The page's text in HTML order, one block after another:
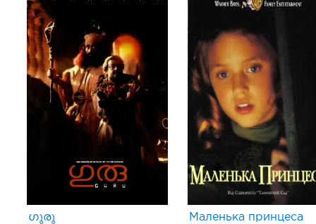
ഗുരു Маленька принцеса